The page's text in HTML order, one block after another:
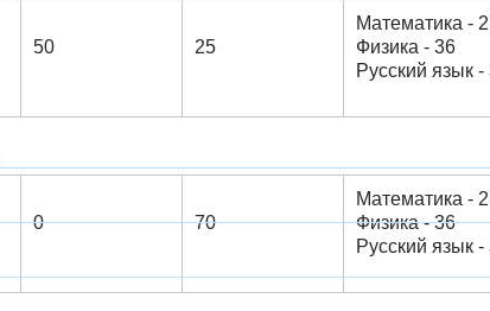
50 25
Математика -
Физика - 36
Русский язык -
0 70
Математика -
Физика - 36
Русский язык -